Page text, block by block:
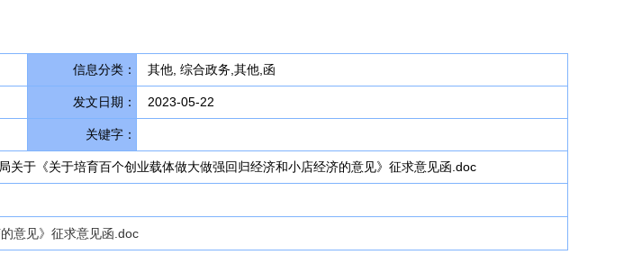
信息分类： 其他, 综合政务,其他,函
发文日期： 2023-05-22
关键字：
于《关于培育百个创业载体做大做强回归经济和小店经济的意见》征求意见函.doc
意见》征求意见函.doc